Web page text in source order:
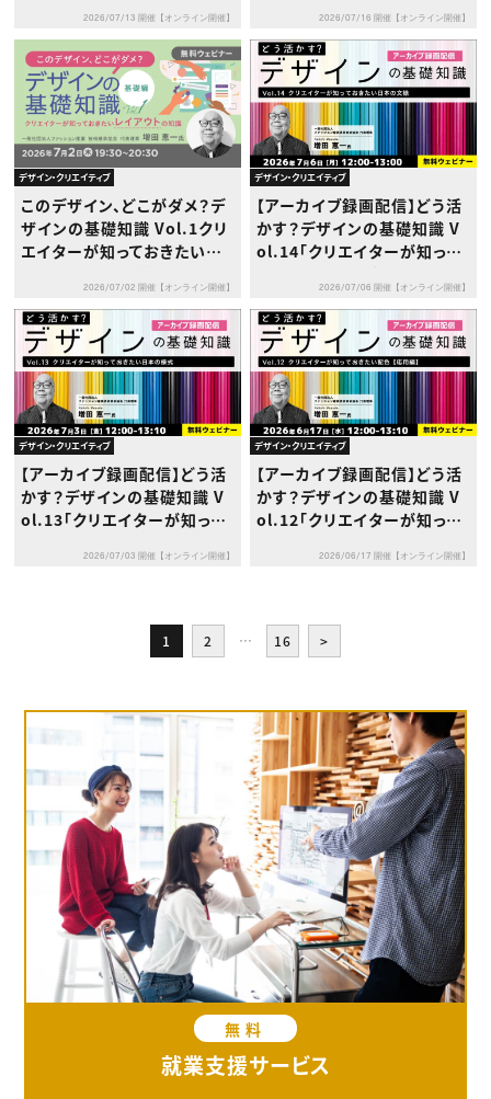
2026/07/13 開催【オンライン開催】 2026/07/16 開催【オンライン開催】
デザイン・クリエイティブ
このデザイン、どこがダメ？デ
ザインの基礎知識 Vol.1クリ
エイターが知っておきたいレ
2026/07/02 開催【オンライン開催】
デザイン・クリエイティブ
【アーカイブ録画配信】どう活
かす？デザインの基礎知識 V
ol.14「クリエイターが知って
2026/07/06 開催【オンライン開催】
デザイン・クリエイティブ
【アーカイブ録画配信】どう活
かす？デザインの基礎知識 V
ol.13「クリエイターが知って
2026/07/03 開催【オンライン開催】
デザイン・クリエイティブ
【アーカイブ録画配信】どう活
かす？デザインの基礎知識 V
ol.12「クリエイターが知って
2026/06/17 開催【オンライン開催】
1 2 … 16 >
無料
就業支援サービス